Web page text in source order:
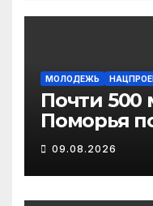
МОЛОДЕЖЬ
Почти
Поморья
рождении
09.08.2026